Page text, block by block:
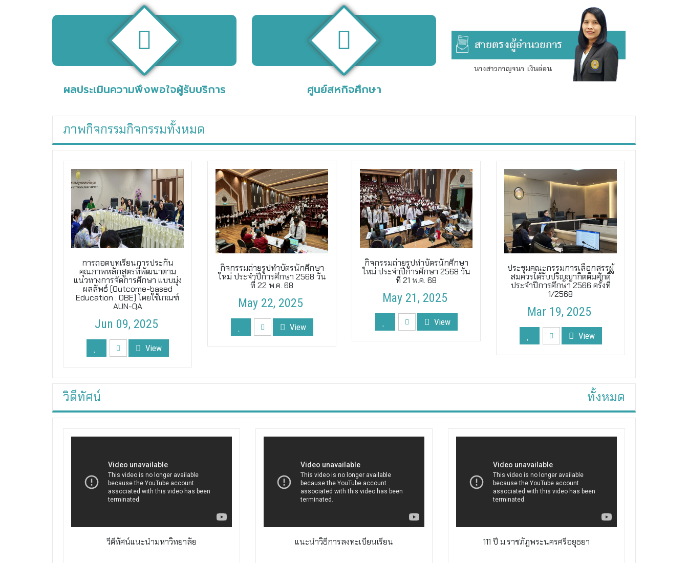
ผลประเมินความพึงพอใจผู้รับบริการ ศูนย์สหกิจศึกษา
ภาพกิจกรรมกิจกรรมทั้งหมด
การถอดบทเรียนการประกัน
คุณภาพหลักสูตรที่พัฒนาตาม
แนวทางการจัดการศึกษา แบบมุ่ง
ผลลัพธ์ (Outcome-based
Education : OBE) โดยใช้เกณฑ์
AUN-QA
Jun 09, 2025
View
กิจกรรมถ่ายรูปทำบัตรนักศึกษา
ใหม่ ประจำปีการศึกษา 2568 วัน
ที่ 22 พ.ค. 68
May 22, 2025
View
กิจกรรมถ่ายรูปทำบัตรนักศึกษา
ใหม่ ประจำปีการศึกษา 2568 วัน
ที่ 21 พ.ค. 68
May 21, 2025
View
ประชุมคณะกรรมการเลือกสรรผู้
สมควรได้รับปริญญากิตติมศักดิ์
ประจำปีการศึกษา 2566 ครั้งที่
1/2568
Mar 19, 2025
View
วิดีทัศน์ ทั้งหมด
วีดีทัศน์แนะนำมหาวิทยาลัย แนะนำวิธีการลงทะเบียนเรียน 111 ปี ม.ราชภัฏพระนครศรีอยุธยา